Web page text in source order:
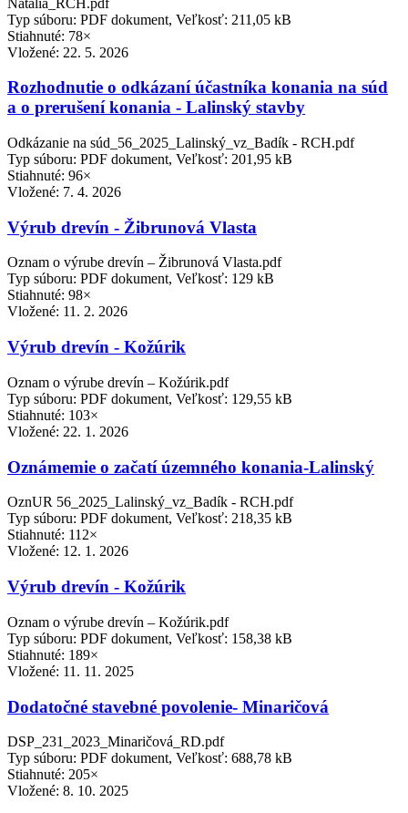
Typ súboru: PDF dokument, Veľkosť: 211,05 kB
Stiahnuté: 78×
Vložené: 22. 5. 2026
Rozhodnutie o odkázaní účastníka konania na súd
a o prerušení konania - Lalinský stavby
Odkázanie na súd_56_2025_Lalinský_vz_Badík - RCH.pdf
Typ súboru: PDF dokument, Veľkosť: 201,95 kB
Stiahnuté: 96×
Vložené: 7. 4. 2026
Výrub drevín - Žibrunová Vlasta
Oznam o výrube drevín – Žibrunová Vlasta.pdf
Typ súboru: PDF dokument, Veľkosť: 129 kB
Stiahnuté: 98×
Vložené: 11. 2. 2026
Výrub drevín - Kožúrik
Oznam o výrube drevín – Kožúrik.pdf
Typ súboru: PDF dokument, Veľkosť: 129,55 kB
Stiahnuté: 103×
Vložené: 22. 1. 2026
Oznámemie o začatí územného konania-Lalinský
OznUR 56_2025_Lalinský_vz_Badík - RCH.pdf
Typ súboru: PDF dokument, Veľkosť: 218,35 kB
Stiahnuté: 112×
Vložené: 12. 1. 2026
Výrub drevín - Kožúrik
Oznam o výrube drevín – Kožúrik.pdf
Typ súboru: PDF dokument, Veľkosť: 158,38 kB
Stiahnuté: 189×
Vložené: 11. 11. 2025
Dodatočné stavebné povolenie- Minaričová
DSP_231_2023_Minaričová_RD.pdf
Typ súboru: PDF dokument, Veľkosť: 688,78 kB
Stiahnuté: 205×
Vložené: 8. 10. 2025